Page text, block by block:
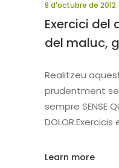
8 d'octubre de 2012
Exercici del
del maluc,
Realitzeu
prudentment
sempre SENSE
Learn more